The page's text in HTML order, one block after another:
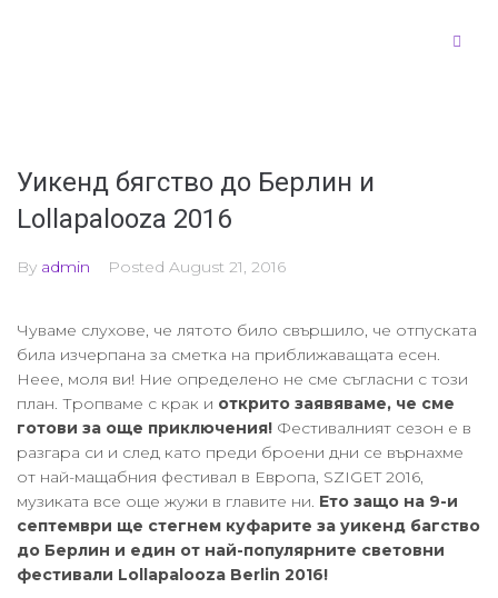
Уикенд бягство до Берлин и
Lollapalooza 2016
By admin Posted August 21, 2016
Чуваме слухове, че лятото било свършило, че отпуската
била изчерпана за сметка на приближаващата есен.
Неее, моля ви! Ние определено не сме съгласни с този
план. Тропваме с крак и открито заявяваме, че сме
готови за още приключения! Фестивалният сезон е в
разгара си и след като преди броени дни се върнахме
от най-мащабния фестивал в Европа, SZIGET 2016,
музиката все още жужи в главите ни. Ето защо на 9-и
септември ще стегнем куфарите за уикенд багство
до Берлин и един от най-популярните световни
фестивали Lollapalooza Berlin 2016!